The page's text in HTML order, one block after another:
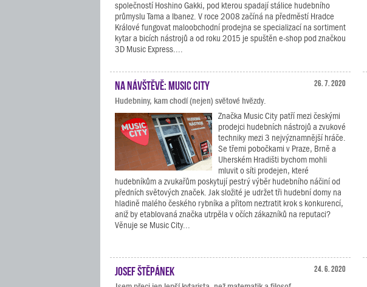
společností Hoshino Gakki, pod kterou spadají stálice hudebního
průmyslu Tama a Ibanez. V roce 2008 začíná na předměstí Hradce
Králové fungovat maloobchodní prodejna se specializací na sortiment
kytar a bicích nástrojů a od roku 2015 je spuštěn e-shop pod značkou
3D Music Express....
26. 7. 2020
Na návštěvě: Music City
Hudebniny, kam chodí (nejen) světové hvězdy.
Značka Music City patří mezi českými
prodejci hudebních nástrojů a zvukové
techniky mezi 3 nejvýznamnější hráče.
Se třemi pobočkami v Praze, Brně a
Uherském Hradišti bychom mohli
mluvit o síti prodejen, které
hudebníkům a zvukařům poskytují pestrý výběr hudebního náčiní od
předních světových značek. Jak složité je udržet tři hudební domy na
hladině malého českého rybníka a přitom neztratit krok s konkurencí,
aniž by etablovaná značka utrpěla v očích zákazníků na reputaci?
Věnuje se Music City...
24. 6. 2020
Josef Štěpánek